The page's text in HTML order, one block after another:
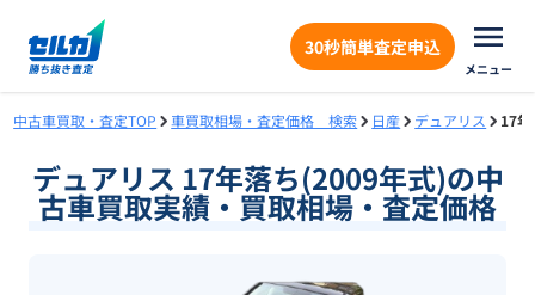
30秒簡単査定申込
メニュー
中古車買取・査定TOP 車買取相場・査定価格 検索 日産 デュアリス 17
デュアリス 17年落ち(2009年式)の中
古車買取実績・買取相場・査定価格